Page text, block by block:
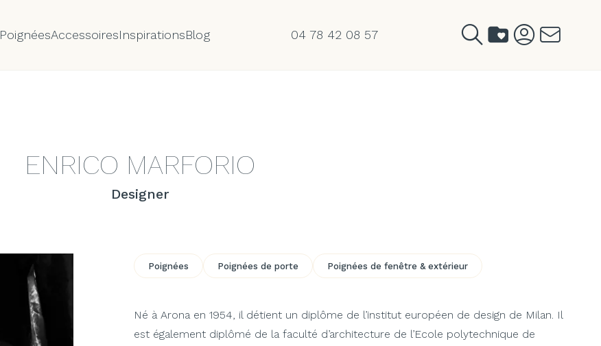
PoignéesAccessoiresInspirationsBlog 04 78 42 08 57
ENRICO MARFORIO
Designer
Poignées Poignées de porte Poignées de fenêtre & extérieur
Né à Arona en 1954, il détient un diplôme de l’institut européen de design de Milan. Il
est également diplômé de la faculté d’architecture de l’Ecole polytechnique de